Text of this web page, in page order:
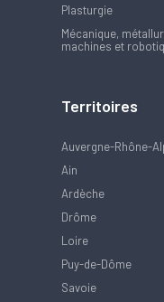
Plasturgie
Mécanique,
machines et
Territoires
Auvergne-Rhône-
Ain
Ardèche
Drôme
Loire
Puy-de-Dôme
Savoie